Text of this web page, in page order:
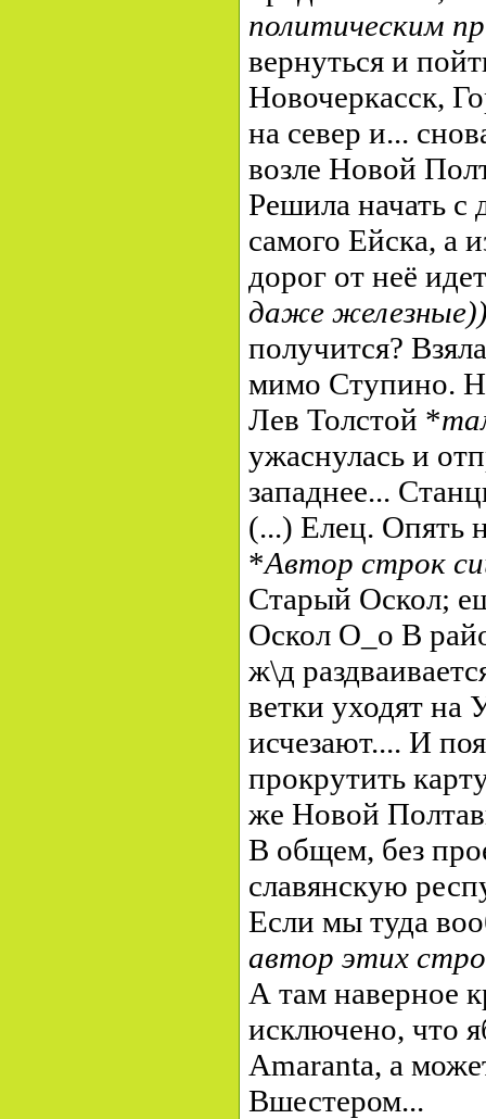
политическим
вернуться и
Новочеркасск,
на север и...
возле Новой
Решила начать с
самого Ейска, а
дорог от неё
даже
получится?
мимо Ступино.
Лев Толстой *
ужаснулась и
западнее...
(...) Елец. Опять
*Автор строк
Старый Оскол;
Оскол О_о В
ж\д
ветки уходят на
исчезают.... И
прокрутить
же Новой
В общем, без
славянскую
Если мы туда
автор этих
А там наверное
исключено, что
Amaranta, а
Вшестером...